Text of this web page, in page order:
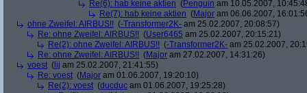
Re(6): hab keine aktien (Penguin am 10.05.2007,
Re(7): hab keine aktien (Major am 06.06.2007,
ohne Zweifel: AIRBUS!! (-Transformer2K- am 25.02.2007, 20:08:57)
Re: ohne Zweifel: AIRBUS!! (User6465 am 25.02.2007, 20:15:21)
Re(2): ohne Zweifel: AIRBUS!! (-Transformer2K- am 25.02.2007,
Re: ohne Zweifel: AIRBUS!! (Major am 27.02.2007, 14:31:26)
voest ( lij am 25.02.2007, 21:41:55)
Re: voest (Major am 01.06.2007, 19:20:10)
Re(2): voest (ducduc am 01.06.2007, 19:25:28)